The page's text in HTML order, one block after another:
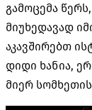
გამოცემა
მიუხედავად
აკავშირებთ
დიდი ხანია,
მიერ